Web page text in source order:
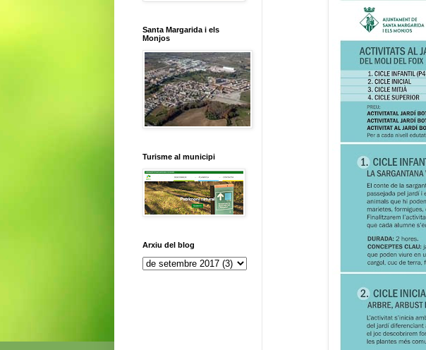
Santa Margarida i els
Monjos
Turisme al municipi
Arxiu del blog